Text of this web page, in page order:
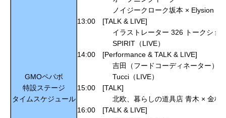
GMOペパボ
特設ステージ
タイムスケジュール
ノイジークローク坂本 × Elysion
13:00 [TALK & LIVE]
イラストレーター 326 トークショー
SPIRIT（LIVE）
14:00 [Performance & TALK & LIVE]
吉田（フードコーディネーター）×
Tucci（LIVE）
15:00 [TALK]
北欧、暮らしの道具店 青木 × 金杉 ×
16:00 [TALK & LIVE]